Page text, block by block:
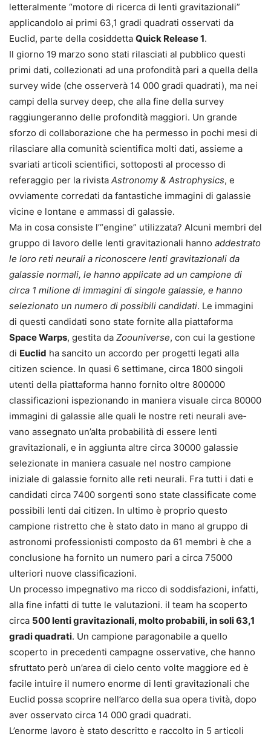
letteralmente “motore di ricerca di lenti gravitazionali”
applicandolo ai primi 63,1 gradi quadrati osservati da
Euclid, parte della cosiddetta Quick Release 1.
Il giorno 19 marzo sono stati rila­sciati al pubblico questi
primi dati, collezionati ad una profondità pari a quella della
survey wide (che osser­verà 14 000 gradi quadrati), ma nei
campi della survey deep, che alla fine della survey
raggiungeranno delle profondità maggiori. Un gran­de
sforzo di collaborazione che ha permesso in pochi mesi di
rilascia­re alla comunità scientifica molti dati, assieme a
svariati articoli scientifici, sottoposti al processo di
referaggio per la rivista Astronomy & Astrophysics, e
ovviamente cor­redati da fantastiche immagini di galassie
vicine e lontane e ammassi di galassie.
Ma in cosa consiste l’“engine” uti­lizzata? Alcuni membri del
gruppo di lavoro delle lenti gravitazionali hanno addestrato
le loro reti neurali a riconoscere lenti gravitazionali da
galassie normali, le hanno applicate ad un campione di
circa 1 milione di immagini di singole galassie, e han­no
selezionato un numero di possi­bili candidati. Le immagini
di questi candidati sono state fornite alla piattaforma
Space Warps, gestita da Zoouniverse, con cui la gestione
di Euclid ha sancito un accordo per progetti legati alla
citizen science. In quasi 6 settimane, circa 1800 sin­goli
utenti della piattaforma hanno fornito oltre 800000
classificazioni ispezionando in maniera visuale circa 80000
immagini di galassie alle quali le nostre reti neurali ave­
vano assegnato un’alta probabilità di essere lenti
gravitazionali, e in aggiunta altre circa 30000 galassie
selezionate in maniera casuale nel nostro campione
iniziale di galassie fornito alle reti neurali. Fra tutti i dati e
candidati circa 7400 sorgenti sono state classificate come
possi­bili lenti dai citizen. In ultimo è pro­prio questo
campione ristretto che è stato dato in mano al gruppo di
astronomi professionisti composto da 61 membri è che a
conclusione ha fornito un numero pari a circa 75000
ulteriori nuove classificazio­ni.
Un processo impegnativo ma ricco di soddisfazioni, infatti,
alla fine infatti di tutte le valutazioni. il team ha scoperto
circa 500 lenti gravi­tazionali, molto probabili, in soli 63,1
gradi quadrati. Un campione paragonabile a quello
scoperto in precedenti campagne osservative, che hanno
sfruttato però un’area di cielo cento volte maggiore ed è
facile intuire il numero enorme di lenti gravitazionali che
Euclid possa scoprire nell’arco della sua opera­ tività, dopo
aver osservato circa 14 000 gradi quadrati.
L’enorme lavoro è stato descritto e raccolto in 5 articoli